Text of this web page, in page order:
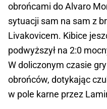
obrońcami do Alvaro
sytuacji sam na sam z
Livakovicem. Kibice
podwyższył na 2:0
W doliczonym czasie
obrońców, dotykając
w pole karne przez